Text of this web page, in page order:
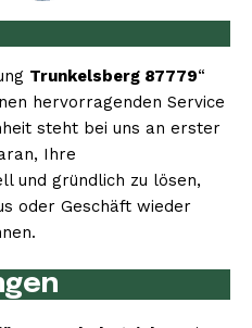
Trunkelsberg 87779“
hervorragenden Service
steht bei uns an erster
Ihre
und gründlich zu lösen,
oder Geschäft wieder